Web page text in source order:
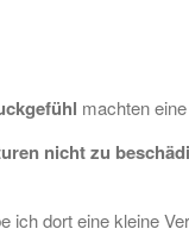
machten
nicht zu
ich dort eine kleine